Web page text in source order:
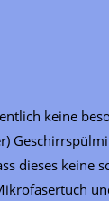
keine
dieses keine